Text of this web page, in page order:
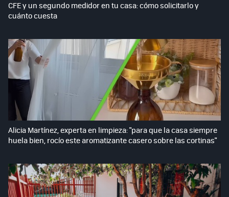
CFE y un segundo medidor en tu casa: cómo solicitarlo y
cuánto cuesta
Alicia Martínez, experta en limpieza: "para que la casa siempre
huela bien, rocío este aromatizante casero sobre las cortinas"